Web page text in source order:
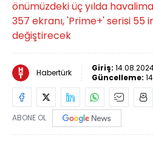
önümüzdeki üç yılda
357 ekranı, 'Prime+' serisi 55
değiştirecek
Habertürk Giriş:
Güncelleme:
ABONE OL